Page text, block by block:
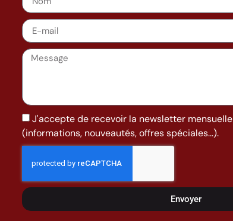
J'accepte de recevoir la newsletter
(informations, nouveautés, offres spéciales...).
Envoyer